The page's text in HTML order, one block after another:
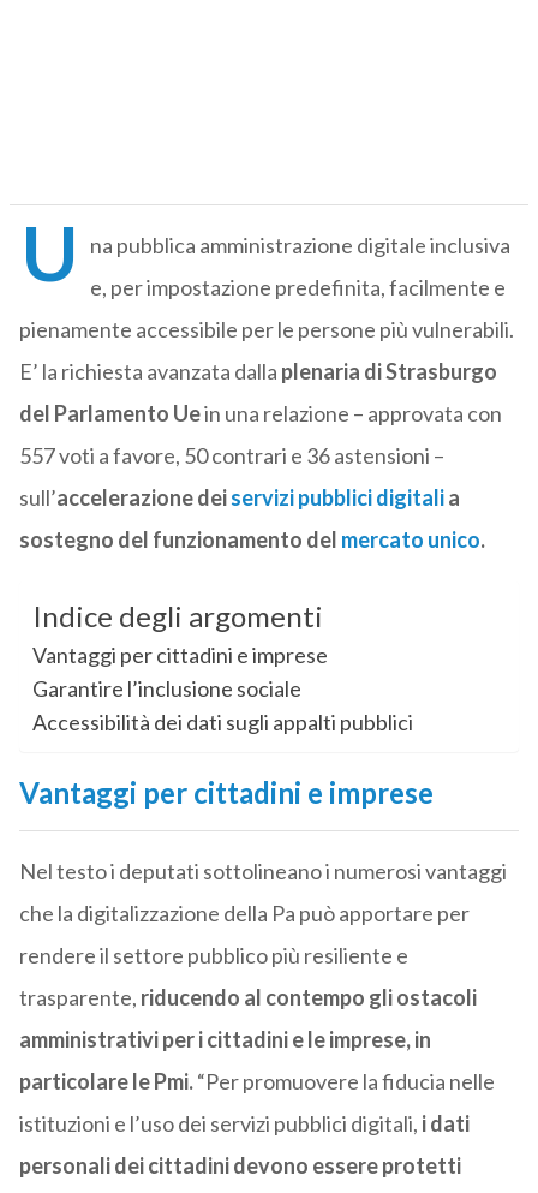
U
na pubblica amministrazione digitale inclusiva
e, per impostazione predefinita, facilmente e
pienamente accessibile per le persone più vulnerabili.
E’ la richiesta avanzata dalla plenaria di Strasburgo
del Parlamento Uein una relazione – approvata con
557 voti a favore, 50 contrari e 36 astensioni –
sull’accelerazione deiservizi pubblici digitalia
sostegno del funzionamento del mercato unico.
Indice degli argomenti
Vantaggi per cittadini e imprese
Garantire l’inclusione sociale
Accessibilità dei dati sugli appalti pubblici
Vantaggi per cittadini e imprese
Nel testo i deputati sottolineano i numerosi vantaggi
che la digitalizzazione della Pa può apportare per
rendere il settore pubblico più resiliente e
trasparente, riducendo al contempo gli ostacoli
amministrativi per i cittadini e le imprese, in
particolare le Pmi.“Per promuovere la fiducia nelle
istituzioni e l’uso dei servizi pubblici digitali, i dati
personali dei cittadini devono essere protetti